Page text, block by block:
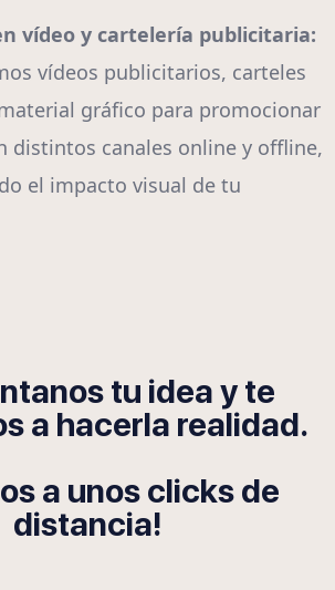
vídeo y cartelería publicitaria:
vídeos publicitarios, carteles
gráfico para promocionar
distintos canales online y offline,
el impacto visual de tu
tu idea y te
a hacerla realidad.
a unos clicks de
distancia!